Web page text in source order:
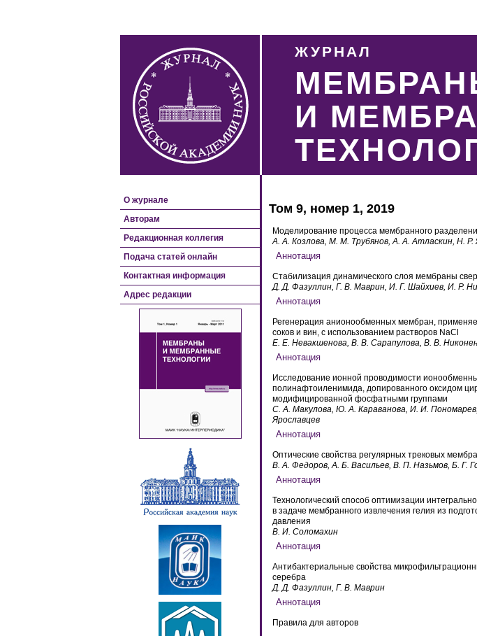
ЖУРНАЛ
И
О журнале
Авторам
Редакционная коллегия
Подача статей онлайн
Контактная информация
Адрес редакции
Том 9, номер 1, 2019
Моделирование процесса мембранного
А. А. Козлова, М. М. Трубянов, А. А. Атласкин, Н.
Стабилизация динамического слоя мембраны
Д. Д. Фазуллин, Г. В. Маврин, И. Г. Шайхиев, И. Р.
Регенерация анионообменных мембран,
соков и вин, с использованием растворов NaCl
Е. Е. Невакшенова, В. В. Сарапулова, В. В.
Исследование ионной проводимости
полинафтоиленимида, допированного оксидом
модифицированной фосфатными группами
С. А. Макулова, Ю. А. Караванова, И. И.
Ярославцев
Оптические свойства регулярных трековых
В. А. Федоров, А. Б. Васильев, В. П. Назьмов, Б. Г.
Технологический способ оптимизации
в задаче мембранного извлечения гелия из
давления
В. И. Соломахин
Антибактериальные свойства
серебра
Д. Д. Фазуллин, Г. В. Маврин
Правила для авторов